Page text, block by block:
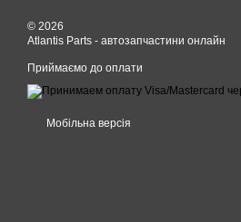
© 2026
Atlantis Parts - автозапчастини онлайн
Приймаємо до оплати
Мобільна версія